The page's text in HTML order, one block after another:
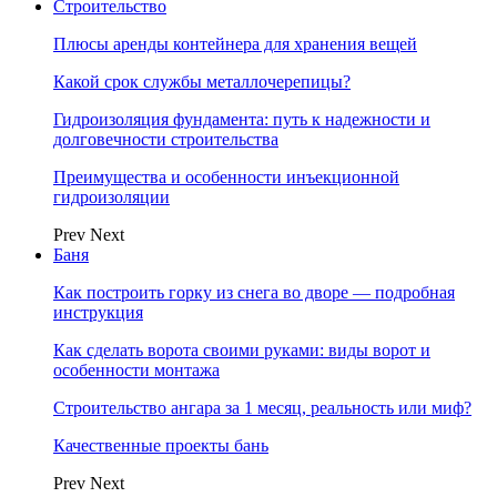
Строительство
Плюсы аренды контейнера для хранения вещей
Какой срок службы металлочерепицы?
Гидроизоляция фундамента: путь к надежности и
долговечности строительства
Преимущества и особенности инъекционной
гидроизоляции
Prev Next
Баня
Как построить горку из снега во дворе — подробная
инструкция
Как сделать ворота своими руками: виды ворот и
особенности монтажа
Строительство ангара за 1 месяц, реальность или миф?
Качественные проекты бань
Prev Next